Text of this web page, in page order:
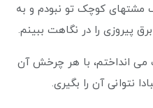
کوچک تو نبودم و به
پیروزی را در نگاهت ببینم.
انداختم، با هر چرخش آن
نتوانی آن را بگیری.